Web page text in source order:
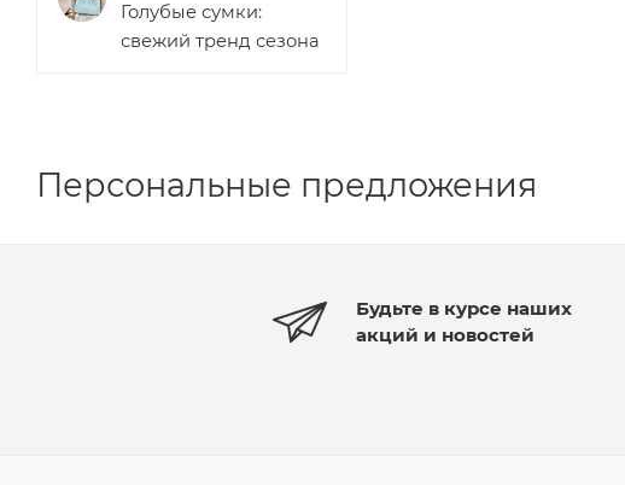
Голубые сумки:
свежий тренд сезона
Персональные предложения
Будьте в курсе наших
акций и новостей